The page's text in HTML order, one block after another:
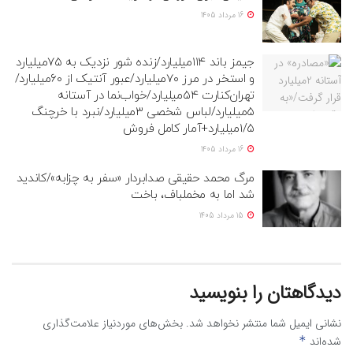
جیمز باند ۱۱۴میلیارد/زنده شور نزدیک به ۷۵میلیارد
و استخر در مرز ۷۰میلیارد/عبور آنتیک از ۶۰میلیارد/
تهران‌کنارت ۵۴میلیارد/خواب‌نما در آستانه
۵میلیارد/لباس شخصی ۳میلیارد/نبرد با خرچنگ
۱/۵میلیارد+آمار کامل فروش
مرگ محمد حقیقی صدابردار «سفر به چزابه»/کاندید
شد اما به مخملباف، باخت
دیدگاهتان را بنویسید
نشانی ایمیل شما منتشر نخواهد شد. بخش‌های موردنیاز علامت‌گذاری
شده‌اند *